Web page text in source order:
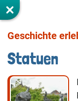
Geschichte
Statuen